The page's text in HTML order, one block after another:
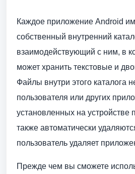
Каждое приложение Android
собственный внутренний
взаимодействующий с ним, в
может хранить текстовые и
Файлы внутри этого каталога
пользователя или других
установленных на устройстве
также автоматически
пользователь удаляет
Прежде чем вы сможете